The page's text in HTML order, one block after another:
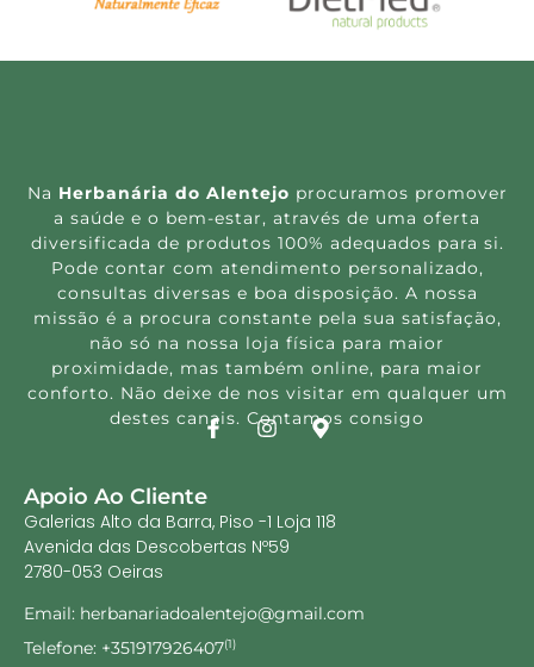
Na Herbanária do Alentejo procuramos promover
a saúde e o bem-estar, através de uma oferta
diversificada de produtos 100% adequados para si.
Pode contar com atendimento personalizado,
consultas diversas e boa disposição. A nossa
missão é a procura constante pela sua satisfação,
não só na nossa loja física para maior
proximidade, mas também online, para maior
conforto. Não deixe de nos visitar em qualquer um
destes canais. Contamos consigo
Apoio Ao Cliente
Galerias Alto da Barra, Piso -1 Loja 118
Avenida das Descobertas Nº59
2780-053 Oeiras
Email: herbanariadoalentejo@gmail.com
Telefone: +351917926407(1)